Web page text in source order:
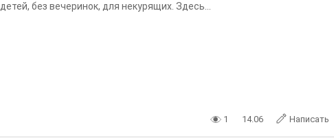
без вечеринок, для некурящих. Здесь...
1 14.06 Написать